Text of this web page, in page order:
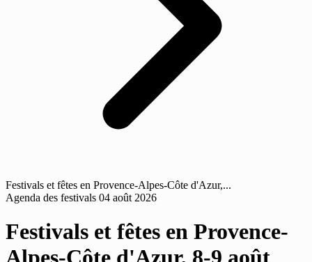
Festivals et fêtes en Provence-Alpes-Côte d'Azur,...
Agenda des festivals 04 août 2026
Festivals et fêtes en Provence-